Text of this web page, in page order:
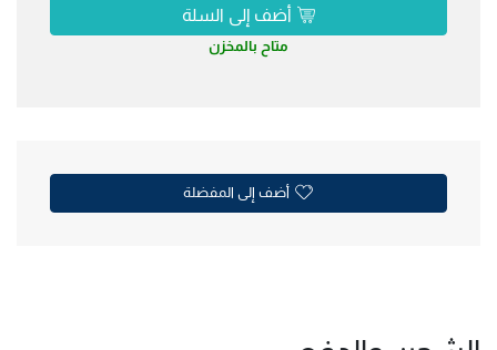
أضف إلى السلة
متاح بالمخزن
أضف إلى المفضلة